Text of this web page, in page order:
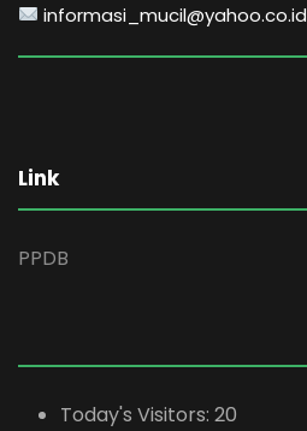
informasi_mucil@yahoo.co.id
Link
PPDB
Today's Visitors: 20